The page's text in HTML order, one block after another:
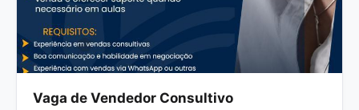
Vaga de Vendedor Consultivo